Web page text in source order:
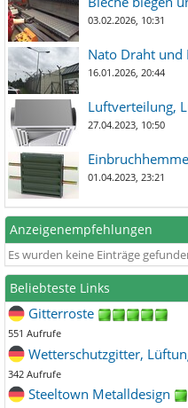
03.02.2026, 10:31
Nato Draht und
16.01.2026, 20:44
Luftverteilung,
27.04.2023, 10:50
01.04.2023, 23:21
Anzeigenempfehlungen
Es wurden keine Einträge
Beliebteste Links
Gitterroste
551 Aufrufe
Wetterschutzgitter,
342 Aufrufe
Steeltown Metalldesign